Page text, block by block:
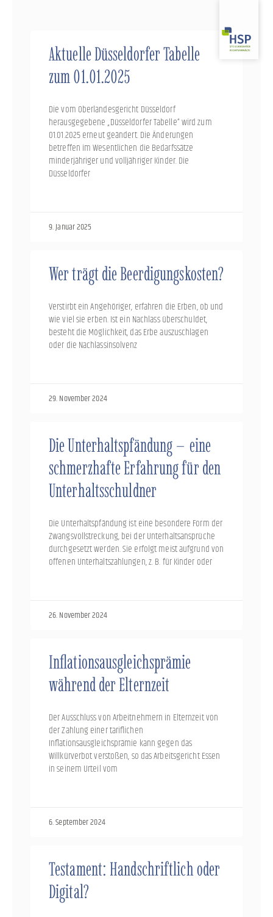
Aktuelle Düsseldorfer Tabelle
zum 01.01.2025
Die vom Oberlandesgericht Düsseldorf
herausgegebene „Düsseldorfer Tabelle“ wird zum
01.01.2025 erneut geändert. Die Änderungen
betreffen im Wesentlichen die Bedarfssätze
minderjähriger und volljähriger Kinder. Die
Düsseldorfer
9. Januar 2025
Wer trägt die Beerdigungskosten?
Verstirbt ein Angehöriger, erfahren die Erben, ob und
wie viel sie erben. Ist ein Nachlass überschuldet,
besteht die Möglichkeit, das Erbe auszuschlagen
oder die Nachlassinsolvenz
29. November 2024
Die Unterhaltspfändung – eine
schmerzhafte Erfahrung für den
Unterhaltsschuldner
Die Unterhaltspfändung ist eine besondere Form der
Zwangsvollstreckung, bei der Unterhaltsansprüche
durchgesetzt werden. Sie erfolgt meist aufgrund von
offenen Unterhaltszahlungen, z. B. für Kinder oder
26. November 2024
Inflationsausgleichsprämie
während der Elternzeit
Der Ausschluss von Arbeitnehmern in Elternzeit von
der Zahlung einer tariflichen
Inflationsausgleichsprämie kann gegen das
Willkürverbot verstoßen, so das Arbeitsgericht Essen
in seinem Urteil vom
6. September 2024
Testament: Handschriftlich oder
Digital?